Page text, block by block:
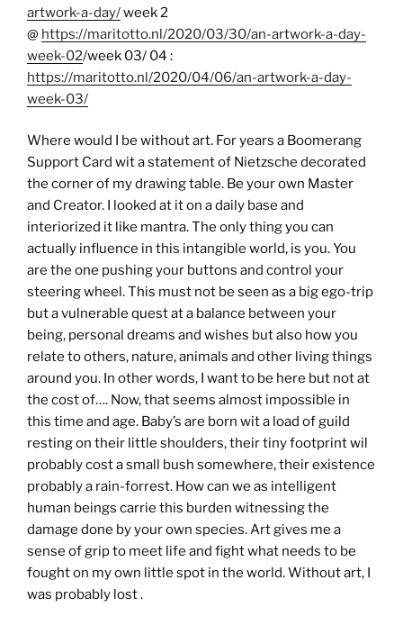
artwork-a-day/week 2
@ https://maritotto.nl/2020/03/30/an-artwork-a-day-
week-02/week 03/ 04 :
https://maritotto.nl/2020/04/06/an-artwork-a-day-
week-03/
Where would I be without art. For years a Boomerang
Support Card wit a statement of Nietzsche decorated
the corner of my drawing table. Be your own Master
and Creator. I looked at it on a daily base and
interiorized it like mantra. The only thing you can
actually influence in this intangible world, is you. You
are the one pushing your buttons and control your
steering wheel. This must not be seen as a big ego-trip
but a vulnerable quest at a balance between your
being, personal dreams and wishes but also how you
relate to others, nature, animals and other living things
around you. In other words, I want to be here but not at
the cost of…. Now, that seems almost impossible in
this time and age. Baby’s are born wit a load of guild
resting on their little shoulders, their tiny footprint wil
probably cost a small bush somewhere, their existence
probably a rain-forrest. How can we as intelligent
human beings carrie this burden witnessing the
damage done by your own species. Art gives me a
sense of grip to meet life and fight what needs to be
fought on my own little spot in the world. Without art, I
was probably lost .